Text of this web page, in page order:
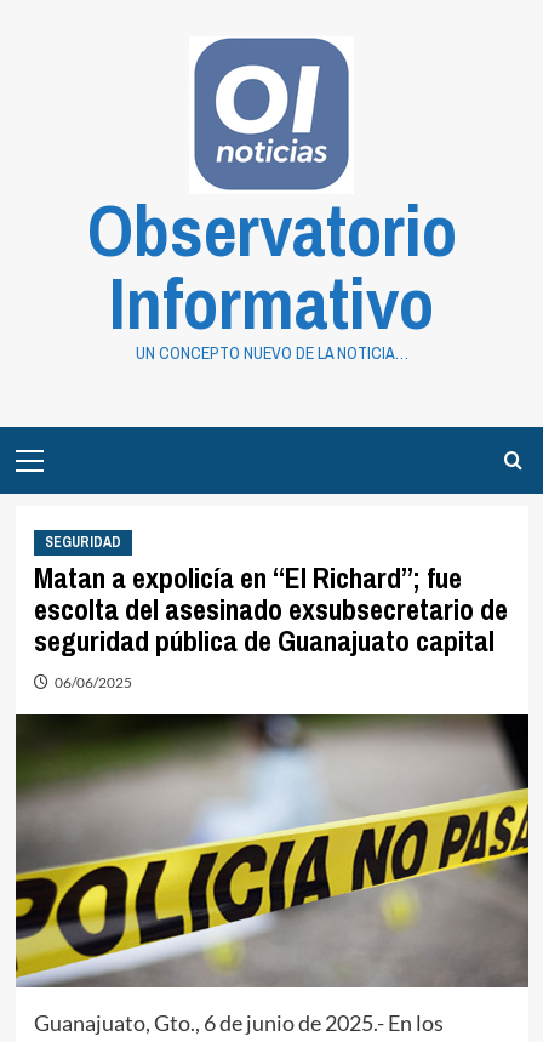
Observatorio
Informativo
UN CONCEPTO NUEVO DE LA NOTICIA…
Menu
SEGURIDAD
Matan a expolicía en “El Richard”; fue
escolta del asesinado exsubsecretario de
seguridad pública de Guanajuato capital
06/06/2025
Guanajuato, Gto., 6 de junio de 2025.- En los